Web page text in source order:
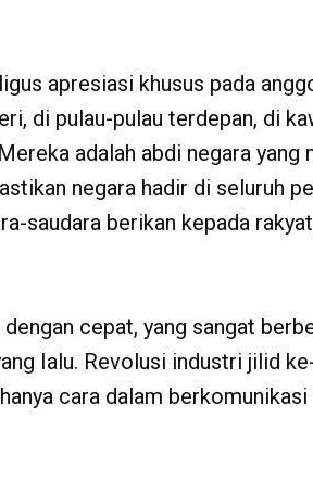
apresiasi khusus pada
di pulau-pulau terdepan, di
adalah abdi negara yang
negara hadir di seluruh
saudara berikan kepada
cepat, yang sangat
Ialu. Revolusi industri jilid
cara dalam